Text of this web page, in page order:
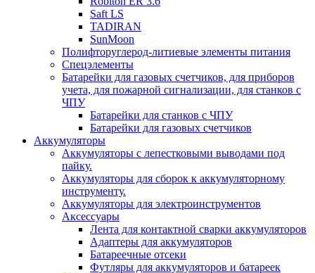
Saft LS
TADIRAN
SunMoon
Полифторуглерод-литиевые элементы питания
Спецэлементы
Батарейки для газовых счетчиков, для приборов
учета, для пожарной сигнализации, для станков с
ЧПУ
Батарейки для станков с ЧПУ
Батарейки для газовых счетчиков
Аккумуляторы
Аккумуляторы с лепестковыми выводами под
пайку.
Аккумуляторы для сборок к аккумуляторному
инструменту.
Аккумуляторы для электроинструментов
Аксессуары
Лента для контактной сварки аккумуляторов
Адаптеры для аккумуляторов
Батареечные отсеки
Футляры для аккумуляторов и батареек